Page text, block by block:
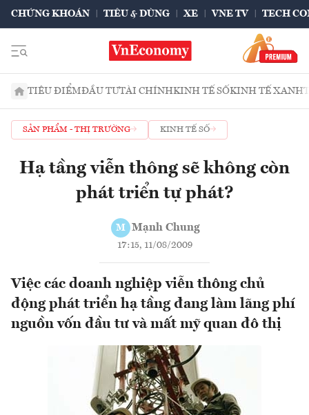
CHỨNG KHOÁN TIÊU & DÙNG XE VNE TV TECH
TIÊU ĐIỂMĐẦU TƯTÀI CHÍNHKINH TẾ SỐKINH TẾ XANH
SẢN PHẨM - THỊ TRƯỜNG KINH TẾ SỐ
Hạ tầng viễn thông sẽ không còn
phát triển tự phát?
M Mạnh Chung
17:15, 11/08/2009
Việc các doanh nghiệp viễn thông chủ
động phát triển hạ tầng đang làm lãng phí
nguồn vốn đầu tư và mất mỹ quan đô thị